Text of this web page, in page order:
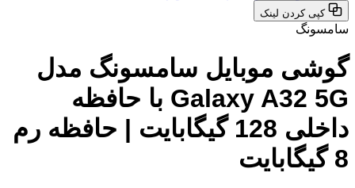
کپی کردن لینک
سامسونگ
گوشی موبایل سامسونگ مدل
Galaxy A32 5G با حافظه
داخلی 128 گیگابایت | حافظه رم
8 گیگابایت